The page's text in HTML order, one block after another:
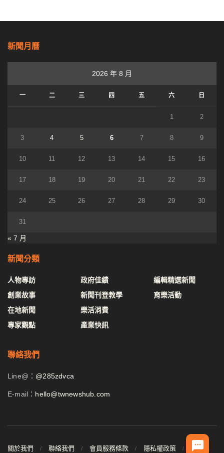
新聞月曆
2026 年 8 月
一 二 三 四 五 六 日
1 2
3 4 5 6 7 8 9
10 11 12 13 14 15 16
17 18 19 20 21 22 23
24 25 26 27 28 29 30
31
« 7 月
新聞分類
人物專訪
創業故事
在地新聞
專家觀點
政府佳績
新聞刊登教學
樂活消費
產業快訊
編輯精選新聞
育樂活動
聯絡我們
Line@： @285zdvca
E-mail： hello@twnewshub.com
關於我們 聯絡我們 會員服務條款 隱私權政策